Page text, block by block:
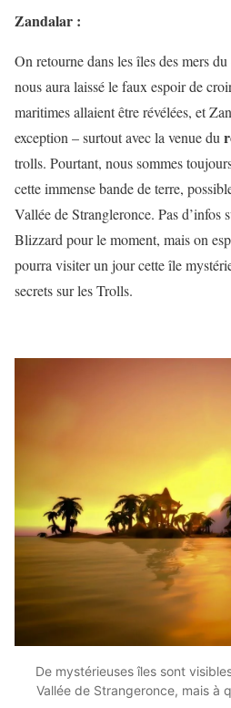
Zandalar :
On retourne dans les îles des mers
nous aura laissé le faux espoir de
maritimes allaient être révélées, et
exception – surtout avec la venue du
trolls. Pourtant, nous sommes
cette immense bande de terre,
Vallée de Strangleronce. Pas d’infos
Blizzard pour le moment, mais on
pourra visiter un jour cette île
secrets sur les Trolls.
De mystérieuses îles sont
Vallée de Strangeronce, mais à